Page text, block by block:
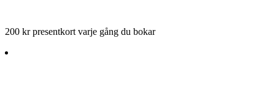
200 kr presentkort varje gång du bokar